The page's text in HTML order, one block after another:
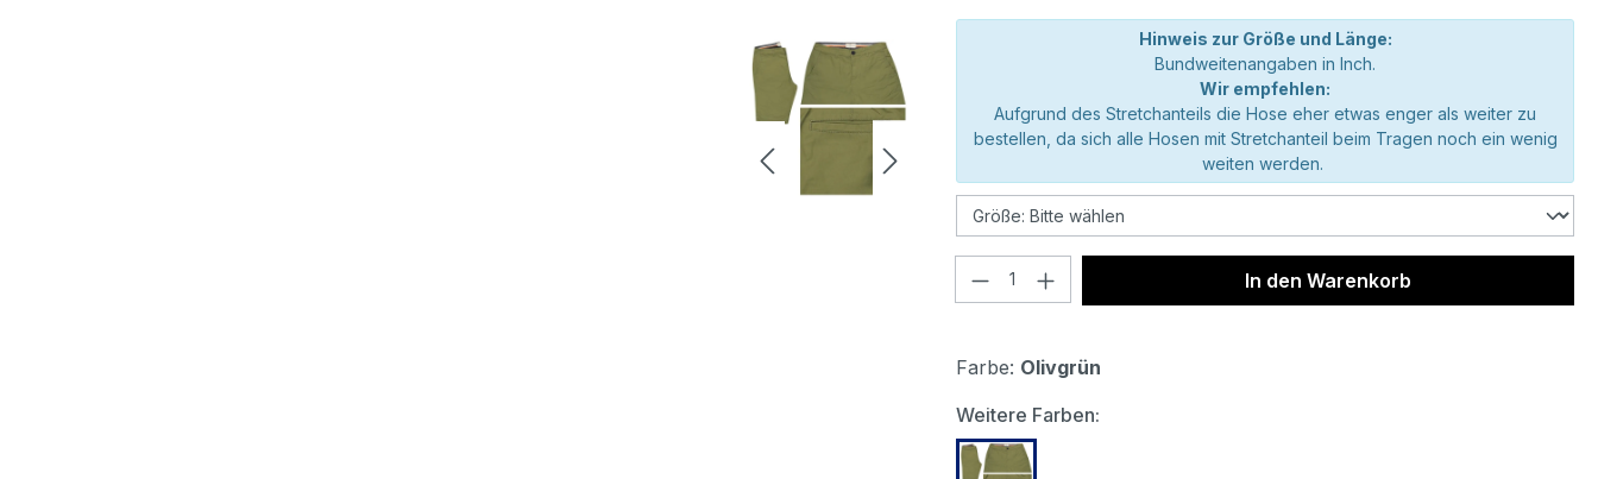
Hinweis zur Größe und Länge:
Bundweitenangaben in Inch.
Wir empfehlen:
Aufgrund des Stretchanteils die Hose eher etwas enger als weiter zu
bestellen, da sich alle Hosen mit Stretchanteil beim Tragen noch ein wenig
weiten werden.
Produkt Anzahl: Gib den gewünschten Wert
In den Warenkorb
Farbe: Olivgrün
Weitere Farben: